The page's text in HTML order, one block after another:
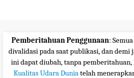
Pemberitahuan Penggunaan:
divalidasi pada saat publikasi, dan demi
ini dapat diubah, tanpa pemberitahuan,
Kualitas Udara Duniatelah